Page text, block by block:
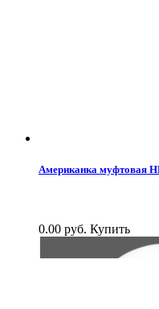
Американка муфтовая
0.00 руб. Купить